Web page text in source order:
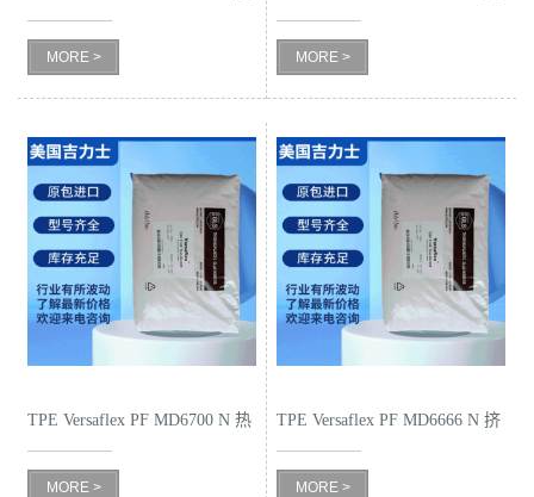
明耐高温
MORE >
弹耐磨
MORE >
TPE Versaflex PF MD6700 N 热
塑性弹性
MORE >
TPE Versaflex PF MD6666 N 挤
出 挤管
MORE >